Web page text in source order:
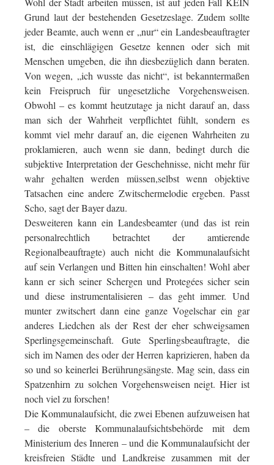
Grund laut der bestehenden Gesetzeslage. Zudem sollte
jeder Beamte, auch wenn er „nur“ ein Landesbeauftragter
ist, die einschlägigen Gesetze kennen oder sich mit
Menschen umgeben, die ihn diesbezüglich dann beraten.
Von wegen, „ich wusste das nicht“, ist bekanntermaßen
kein Freispruch für ungesetzliche Vorgehensweisen.
Obwohl – es kommt heutzutage ja nicht darauf an, dass
man sich der Wahrheit verpflichtet fühlt, sondern es
kommt viel mehr darauf an, die eigenen Wahrheiten zu
proklamieren, auch wenn sie dann, bedingt durch die
subjektive Interpretation der Geschehnisse, nicht mehr für
wahr gehalten werden müssen,selbst wenn objektive
Tatsachen eine andere Zwitschermelodie ergeben. Passt
Scho, sagt der Bayer dazu.
Desweiteren kann ein Landesbeamter (und das ist rein
personalrechtlich betrachtet der amtierende
Regionalbeauftragte) auch nicht die Kommunalaufsicht
auf sein Verlangen und Bitten hin einschalten! Wohl aber
kann er sich seiner Schergen und Protegées sicher sein
und diese instrumentalisieren – das geht immer. Und
munter zwitschert dann eine ganze Vogelschar ein gar
anderes Liedchen als der Rest der eher schweigsamen
Sperlingsgemeinschaft. Gute Sperlingsbeauftragte, die
sich im Namen des oder der Herren kaprizieren, haben da
so und so keinerlei Berührungsängste. Mag sein, dass ein
Spatzenhirn zu solchen Vorgehensweisen neigt. Hier ist
noch viel zu forschen!
Die Kommunalaufsicht, die zwei Ebenen aufzuweisen hat
– die oberste Kommunalaufsichtsbehörde mit dem
Ministerium des Inneren – und die Kommunalaufsicht der
kreisfreien Städte und Landkreise zusammen mit der